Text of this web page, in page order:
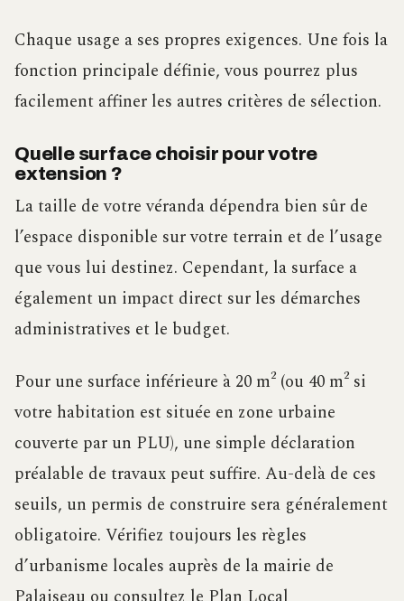
Chaque usage a ses propres exigences. Une fois la
fonction principale définie, vous pourrez plus
facilement affiner les autres critères de sélection.
Quelle surface choisir pour votre
extension ?
La taille de votre véranda dépendra bien sûr de
l’espace disponible sur votre terrain et de l’usage
que vous lui destinez. Cependant, la surface a
également un impact direct sur les démarches
administratives et le budget.
Pour une surface inférieure à 20 m² (ou 40 m² si
votre habitation est située en zone urbaine
couverte par un PLU), une simple déclaration
préalable de travaux peut suffire. Au-delà de ces
seuils, un permis de construire sera généralement
obligatoire. Vérifiez toujours les règles
d’urbanisme locales auprès de la mairie de